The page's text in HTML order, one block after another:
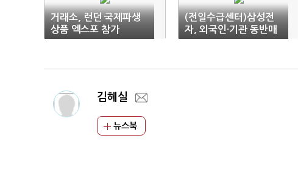
거래소, 런던 국제파생
상품 엑스포 참가
(전일수급센터)삼성전
자, 외국인·기관 동반매
도
김혜실
뉴스북